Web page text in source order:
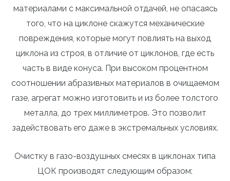
материалами с максимальной отдачей, не опасаясь
того, что на циклоне скажутся механические
повреждения, которые могут повлиять на выход
циклона из строя, в отличие от циклонов, где есть
часть в виде конуса. При высоком процентном
соотношении абразивных материалов в очищаемом
газе, агрегат можно изготовить и из более толстого
металла, до трех миллиметров. Это позволит
задействовать его даже в экстремальных условиях.
Очистку в газо-воздушных смесях в циклонах типа
ЦОК производят следующим образом: